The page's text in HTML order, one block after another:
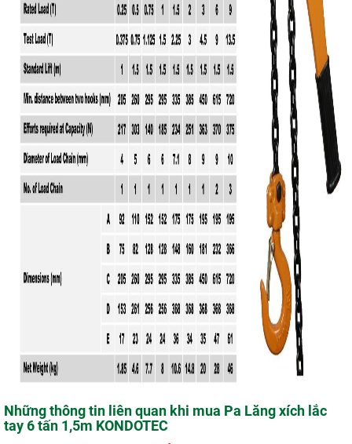
Những thông tin liên quan khi mua Pa Lăng xích lắc
tay 6 tấn 1,5m KONDOTEC